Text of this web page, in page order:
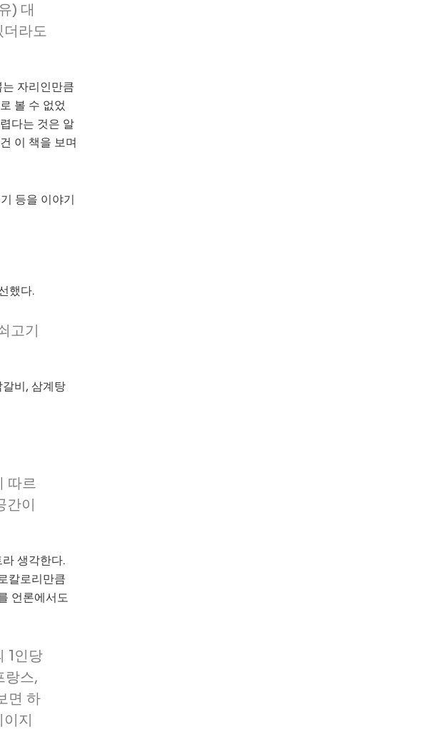
) 대
더라도
자리인만큼
볼 수 없었
다는 것은 알
이 책을 보며
등을 이야기
했다.
고기
비, 삼계탕
따르
간이
생각한다.
칼로리만큼
언론에서도
1인당
랑스,
면 하
지